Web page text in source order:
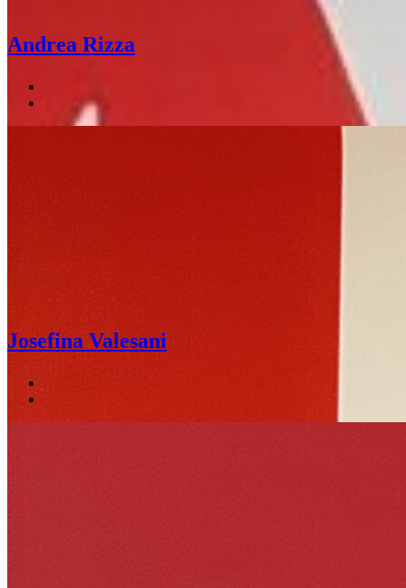
Andrea Rizza
Josefina Valesani